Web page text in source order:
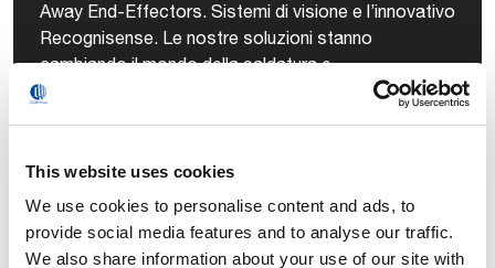
This website uses cookies
We use cookies to personalise content and ads, to
provide social media features and to analyse our traffic.
We also share information about your use of our site with
Away End-Effectors. Sistemi di visione e l’innovativo
Recognisense. Le nostre soluzioni stanno
cambiando il mondo della saldatura e
dell’assemblaggio.
Guarda i nostri prodotti